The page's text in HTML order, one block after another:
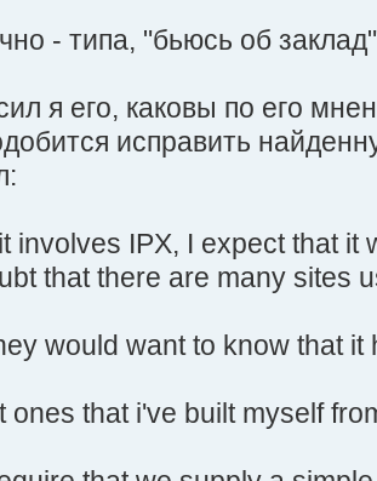
- типа, "бьюсь об
я его, каковы по его
исправить
involves IPX, I expect that it
that there are many sites
would want to know that
ones that i've built myself